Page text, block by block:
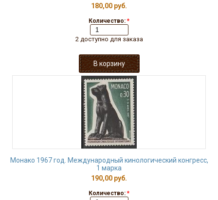
180,00 руб.
Количество: *
2 доступно для заказа
Монако 1967 год. Международный кинологический конгресс,
1 марка
190,00 руб.
Количество: *